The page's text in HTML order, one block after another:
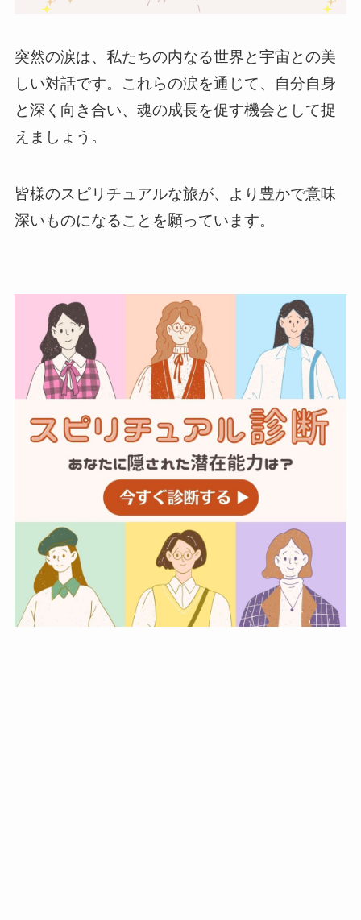
突然の涙は、私たちの内なる世界と宇宙との美
しい対話です。これらの涙を通じて、自分自身
と深く向き合い、魂の成長を促す機会として捉
えましょう。
皆様のスピリチュアルな旅が、より豊かで意味
深いものになることを願っています。